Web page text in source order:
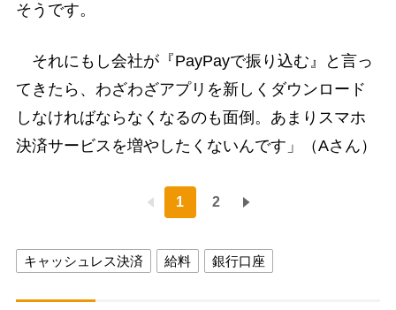
そうです。
それにもし会社が『PayPayで振り込む』と言っ
てきたら、わざわざアプリを新しくダウンロード
しなければならなくなるのも面倒。あまりスマホ
決済サービスを増やしたくないんです」（Aさん）
1 2
キャッシュレス決済 給料 銀行口座